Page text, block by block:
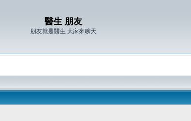
醫生 朋友
朋友就是醫生 大家來聊天